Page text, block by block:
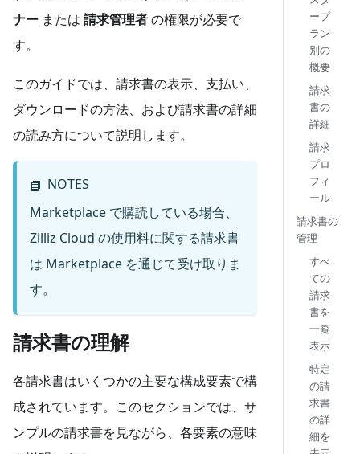
ナー または 請求管理者の権限が必要で
す。
このガイドでは、請求書の表示、支払い、
ダウンロードの方法、および請求書の詳細
の読み方について説明します。
📘 NOTES
Marketplace で購読している場合、
Zilliz Cloud の使用料に関する請求書
は Marketplace を通じて受け取りま
す。
請求書の理解
各請求書はいくつかの主要な構成要素で構
成されています。このセクションでは、サ
ンプルの請求書を見ながら、各要素の意味
ープ
ラン
別の
概要
請求
書の
詳細
請求
プロ
フィ
ール
請求書の
管理
すべ
ての
請求
書を
一覧
表示
特定
の請
求書
の詳
細を